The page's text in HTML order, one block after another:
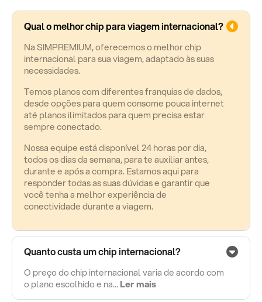
Qual o melhor chip para viagem internacional?
Na SIMPREMIUM, oferecemos o melhor chip
internacional para sua viagem, adaptado às suas
necessidades.
Temos planos com diferentes franquias de dados,
desde opções para quem consome pouca internet
até planos ilimitados para quem precisa estar
sempre conectado.
Nossa equipe está disponível 24 horas por dia,
todos os dias da semana, para te auxiliar antes,
durante e após a compra. Estamos aqui para
responder todas as suas dúvidas e garantir que
você tenha a melhor experiência de
conectividade durante a viagem.
Quanto custa um chip internacional?
O preço do chip internacional varia de acordo com
o plano escolhido e na...Ler mais